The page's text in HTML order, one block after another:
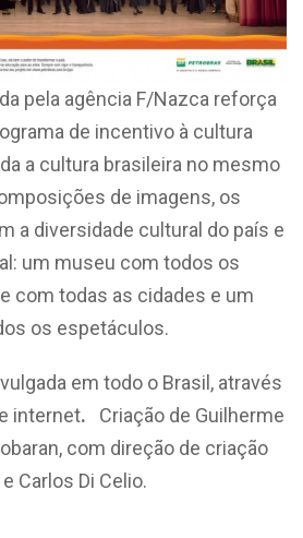
pela agência F/Nazca reforça
de incentivo à cultura
a cultura brasileira no mesmo
de imagens, os
a diversidade cultural do país e
um museu com todos os
com todas as cidades e um
os espetáculos.
em todo o Brasil, através
internet. Criação de Guilherme
com direção de criação
Carlos Di Celio.